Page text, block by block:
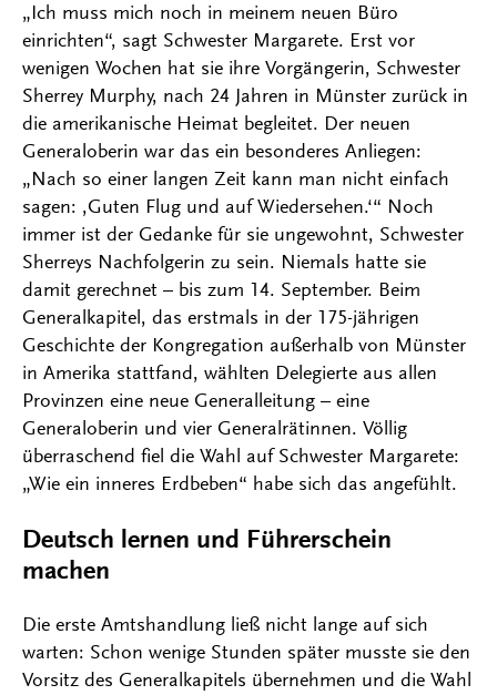
„Ich muss mich noch in meinem neuen Büro
einrichten“, sagt Schwester Margarete. Erst vor
wenigen Wochen hat sie ihre Vorgängerin, Schwester
Sherrey Murphy, nach 24 Jahren in Münster zurück in
die amerikanische Heimat begleitet. Der neuen
Generaloberin war das ein besonderes Anliegen:
„Nach so einer langen Zeit kann man nicht einfach
sagen: ‚Guten Flug und auf Wiedersehen.‘“ Noch
immer ist der Gedanke für sie ungewohnt, Schwester
Sherreys Nachfolgerin zu sein. Niemals hatte sie
damit gerechnet – bis zum 14. September. Beim
Generalkapitel, das erstmals in der 175-jährigen
Geschichte der Kongregation außerhalb von Münster
in Amerika stattfand, wählten Delegierte aus allen
Provinzen eine neue Generalleitung – eine
Generaloberin und vier Generalrätinnen. Völlig
überraschend fiel die Wahl auf Schwester Margarete:
„Wie ein inneres Erdbeben“ habe sich das angefühlt.
Deutsch lernen und Führerschein
machen
Die erste Amtshandlung ließ nicht lange auf sich
warten: Schon wenige Stunden später musste sie den
Vorsitz des Generalkapitels übernehmen und die Wahl